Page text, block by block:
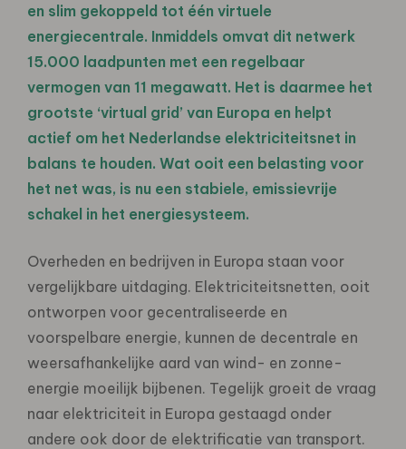
en slim gekoppeld tot één virtuele
energiecentrale. Inmiddels omvat dit netwerk
15.000 laadpunten met een regelbaar
vermogen van 11 megawatt. Het is daarmee het
grootste ‘virtual grid’ van Europa en helpt
actief om het Nederlandse elektriciteitsnet in
balans te houden. Wat ooit een belasting voor
het net was, is nu een stabiele, emissievrije
schakel in het energiesysteem.
Overheden en bedrijven in Europa staan voor
vergelijkbare uitdaging. Elektriciteitsnetten, ooit
ontworpen voor gecentraliseerde en
voorspelbare energie, kunnen de decentrale en
weersafhankelijke aard van wind- en zonne-
energie moeilijk bijbenen. Tegelijk groeit de vraag
naar elektriciteit in Europa gestaagd onder
andere ook door de elektrificatie van transport.